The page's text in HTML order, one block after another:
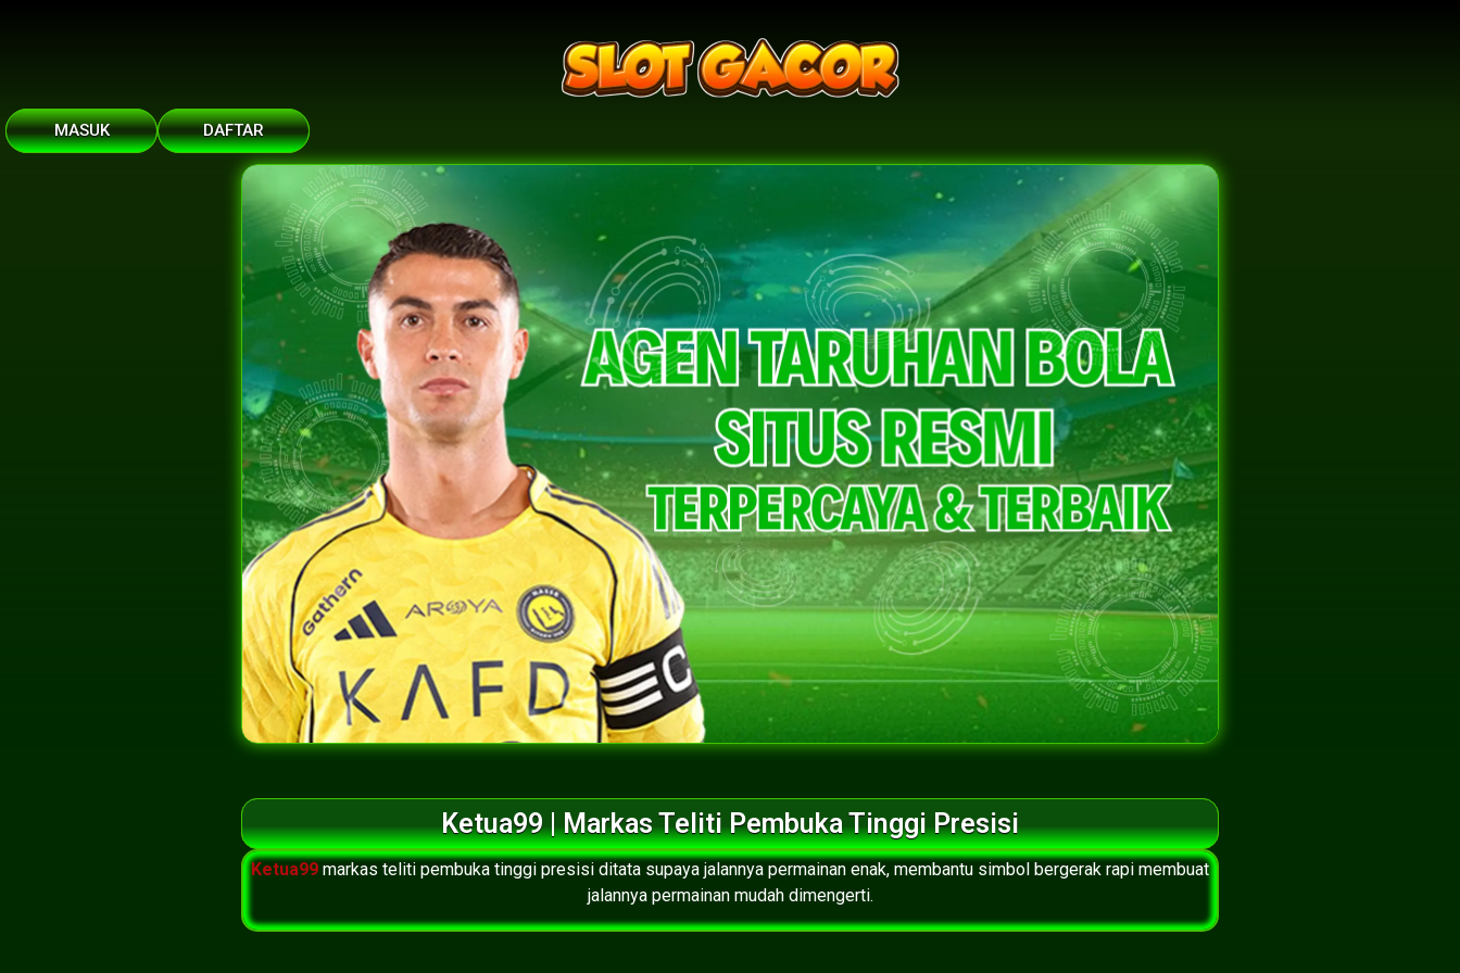
MASUK DAFTAR
Ketua99 | Markas Teliti Pembuka Tinggi Presisi
Ketua99 markas teliti pembuka tinggi presisi ditata supaya jalannya permainan enak, membantu simbol bergerak rapi membuat
jalannya permainan mudah dimengerti.